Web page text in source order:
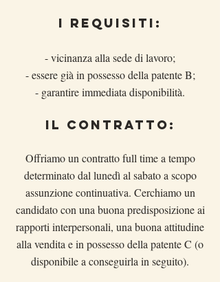
i requisiti:
- vicinanza alla sede di lavoro;
- essere già in possesso della patente B;
- garantire immediata disponibilità.
il CONTRATTO:
Offriamo un contratto full time a tempo
determinato dal lunedì al sabato a scopo
assunzione continuativa. Cerchiamo un
candidato con una buona predisposizione ai
rapporti interpersonali, una buona attitudine
alla vendita e in possesso della patente C (o
disponibile a conseguirla in seguito).